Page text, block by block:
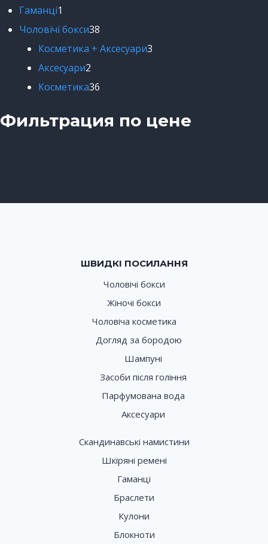
Гаманці1
Чоловічі бокси38
Косметика + Аксесуари3
Аксесуари2
Косметика36
Фильтрация по цене
ШВИДКІ ПОСИЛАННЯ
Чоловічі бокси
Жіночі бокси
Чоловіча косметика
Догляд за бородою
Шампуні
Засоби після гоління
Парфумована вода
Аксесуари
Скандинавські намистини
Шкіряні ремені
Гаманці
Браслети
Кулони
Блокноти